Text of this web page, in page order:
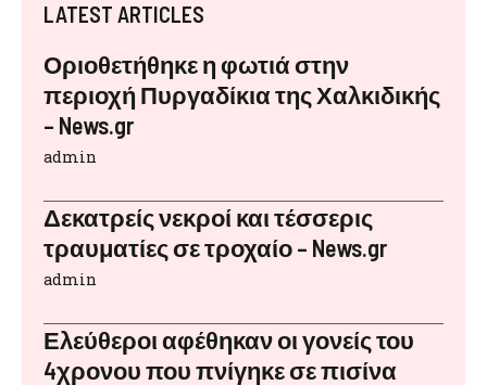
LATEST ARTICLES
Οριοθετήθηκε η φωτιά στην
περιοχή Πυργαδίκια της Χαλκιδικής
– News.gr
admin
Δεκατρείς νεκροί και τέσσερις
τραυματίες σε τροχαίο – News.gr
admin
Ελεύθεροι αφέθηκαν οι γονείς του
4χρονου που πνίγηκε σε πισίνα